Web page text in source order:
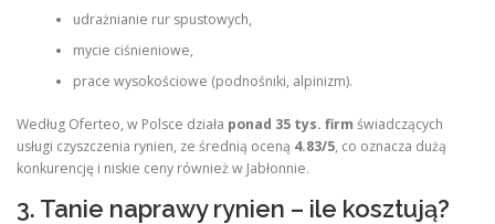
udrażnianie rur spustowych,
mycie ciśnieniowe,
prace wysokościowe (podnośniki, alpinizm).
Według Oferteo, w Polsce działa ponad 35 tys. firm świadczących
usługi czyszczenia rynien, ze średnią oceną 4.83/5, co oznacza dużą
konkurencję i niskie ceny również w Jabłonnie.
3. Tanie naprawy rynien – ile kosztują?